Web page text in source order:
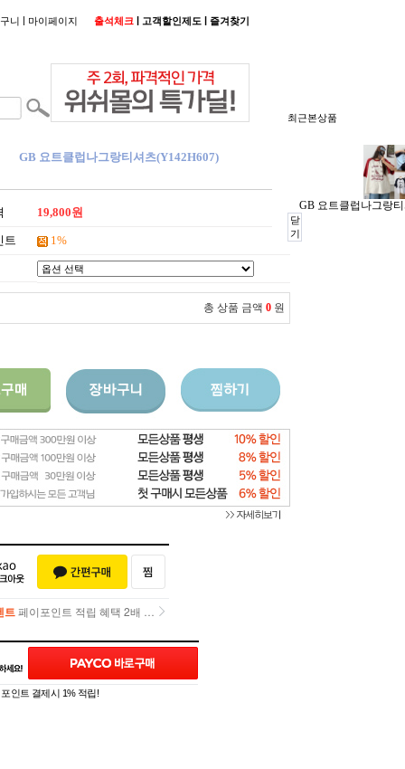
최근본상품
GB 요트클럽나그랑
닫
기
니 | 마이페이지 출석체크 | 고객할인제도 | 즐겨찾기
GB 요트클럽나그랑티셔츠(Y142H607)
19,800원
트 1%
총 상품 금액 0 원
트 페이포인트 적립 혜택 2배 UP!
포인트 결제시 1% 적립!